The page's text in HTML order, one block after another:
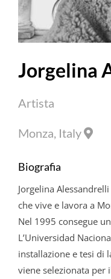
Jorgelina
Artista
Monza, Italy
Biografia
Jorgelina Alessandrelli
che vive e lavora a
Nel 1995 consegue
L’Universidad
installazione e tesi di
viene selezionata per